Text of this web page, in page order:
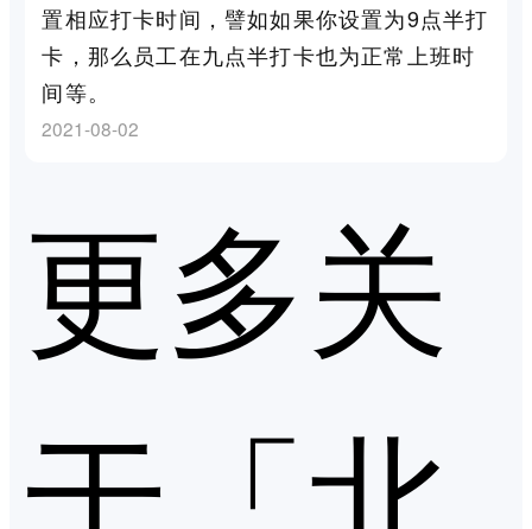
置相应打卡时间，譬如如果你设置为9点半打
卡，那么员工在九点半打卡也为正常上班时
间等。
2021-08-02
更多关